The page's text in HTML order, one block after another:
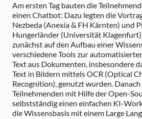
Am ersten Tag bauten die
einen Chatbot: Dazu legten die
Nezbeda (Anexia & FH Kärnten) und
Hungerländer (Universität Klagenfurt)
zunächst auf den Aufbau einer
verschiedene Tools zur
Text aus Dokumenten, insbesondere
Text in Bildern mittels OCR (Optical
Recognition), genutzt wurden.
Teilnehmenden mit Hilfe der Open-
selbstständig einen einfachen KI-
die Wissensbasis mit einem Large